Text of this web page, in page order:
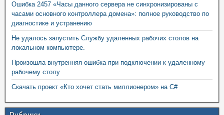
Ошибка 2457 «Часы данного сервера не синхронизированы с
часами основного контроллера домена»: полное руководство по
диагностике и устранению
Не удалось запустить Службу удаленных рабочих столов на
локальном компьютере.
Произошла внутренняя ошибка при подключении к удаленному
рабочему столу
Скачать проект «Кто хочет стать миллионером» на C#